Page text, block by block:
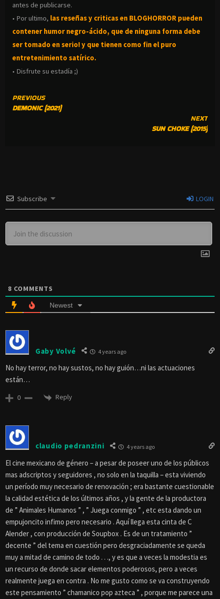
antes de publicarse.
• Por ultimo, las reseñas y criticas en BLOGHORROR pueden
contener humor negro-ácido, que de ninguna forma debe
ser tomado en serio! y que tienen como fin el puro
entretenimiento satírico.
• Disfrute su estadía ;)
CONTINUE
READING
PREVIOUS
DEMONIC (2021)
NEXT
SUN CHOKE (2015)
Subscribe LOGIN
8 COMMENTS
Newest
Gaby Volvé 4 years ago
No hay terror, no hay sustos, no hay guión…ni las actuaciones
están…
0 Reply
claudio pedranzini 4 years ago
El cine mexicano de género – a pesar de poseer uno de los públicos
mas adscriptos y seguidores , no solo en la taquilla – esta viviendo
un período muy necesario de renovación ; era bastante cuestionable
la calidad estética de los últimos años , y la gente de la productora
de ” Animales Humanos ” , ” Juega conmigo ” , etc esta dando un
empujoncito infimo pero necesario . Aquí llega esta cinta de C
Alender , con producción de Soupbox . Es de un tratamiento ”
decente ” del tema en cuestión pero desgraciadamente se queda
muy a mitad de camino de todo . . ., y es que a veces la modestia es
un recurso de donde sacar elementos poderosos, pero a veces
realmente juega en contra . No me gusto como se va construyendo
este pensamiento ” chamanico pop azteca ” , porque me parece una